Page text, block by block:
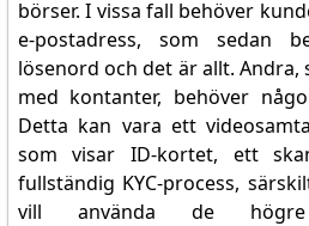
börser. I vissa fall behöver
e-postadress, som sedan
lösenord och det är allt.
med kontanter, behöver
Detta kan vara ett
som visar ID-kortet, ett
fullständig KYC-process,
vill använda de